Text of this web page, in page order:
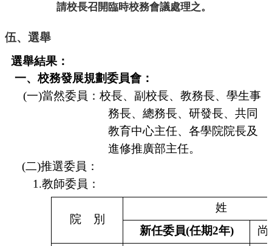
請校長召開臨時校務會議處理之。
伍、選舉
選舉結果：
一、校務發展規劃委員會：
(一)當然委員：校長、副校長、教務長、學生事
務長、總務長、研發長、共同
教育中心主任、各學院院長及
進修推廣部主任。
(二)推選委員：
1.教師委員：
院 別
姓
新任委員(任期2年)
尚